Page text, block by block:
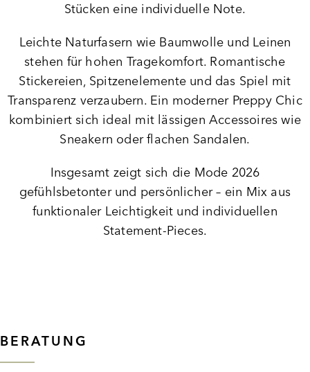
Stücken eine individuelle Note.
Leichte Naturfasern wie Baumwolle und Leinen
stehen für hohen Tragekomfort. Romantische
Stickereien, Spitzenelemente und das Spiel mit
Transparenz verzaubern. Ein moderner Preppy Chic
kombiniert sich ideal mit lässigen Accessoires wie
Sneakern oder flachen Sandalen.
Insgesamt zeigt sich die Mode 2026
gefühlsbetonter und persönlicher – ein Mix aus
funktionaler Leichtigkeit und individuellen
Statement-Pieces.
BERATUNG